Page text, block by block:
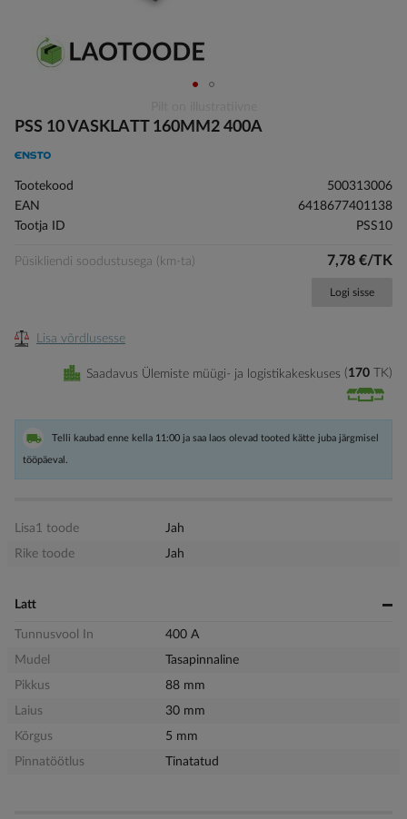
to
beginning
of
gallery
PSS 10 VASKLATT 160MM2 400A
Tootekood
500313006
EAN
6418677401138
Tootja ID
PSS10
Püsikliendi soodustusega (km-ta) 7,78 €/TK
Logi sisse
Lisa võrdlusesse
Saadavus Ülemiste müügi- ja logistikakeskuses 170 TK
Telli kaubad enne kella 11:00 ja saa laos olevad tooted kätte juba järgmisel
tööpäeval.
Lisa1 toode
Jah
Rike toode
Jah
Latt
Tunnusvool In
400 A
Mudel
Tasapinnaline
Pikkus
88 mm
Laius
30 mm
Kõrgus
5 mm
Pinnatöötlus
Tinatatud